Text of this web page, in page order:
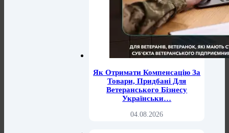
Як Отримати Компенсацію За
Товари, Придбані Для
Ветеранського Бізнесу
Українськи…
04.08.2026